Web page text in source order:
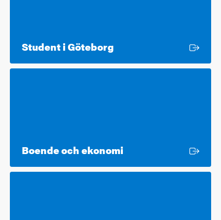
Student i Göteborg
Boende och ekonomi